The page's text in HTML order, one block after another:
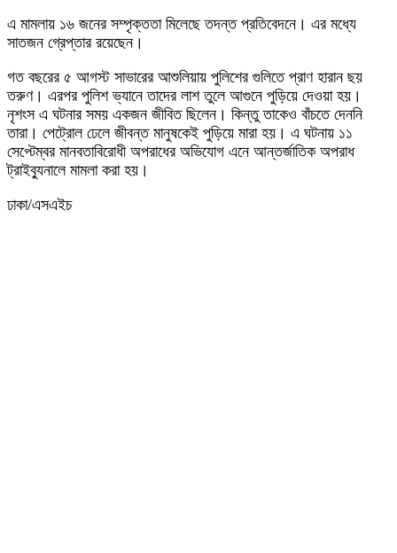
এ মামলায় ১৬ জনের সম্পৃক্ততা মিলেছে তদন্ত প্রতিবেদনে। এর মধ্যে
সাতজন গ্রেপ্তার রয়েছেন।
গত বছরের ৫ আগস্ট সাভারের আশুলিয়ায় পুলিশের গুলিতে প্রাণ হারান ছয়
তরুণ। এরপর পুলিশ ভ্যানে তাদের লাশ তুলে আগুনে পুড়িয়ে দেওয়া হয়।
নৃশংস এ ঘটনার সময় একজন জীবিত ছিলেন। কিন্তু তাকেও বাঁচতে দেননি
তারা। পেট্রোল ঢেলে জীবন্ত মানুষকেই পুড়িয়ে মারা হয়। এ ঘটনায় ১১
সেপ্টেম্বর মানবতাবিরোধী অপরাধের অভিযোগ এনে আন্তর্জাতিক অপরাধ
ট্রাইব্যুনালে মামলা করা হয়।
ঢাকা/এসএইচ